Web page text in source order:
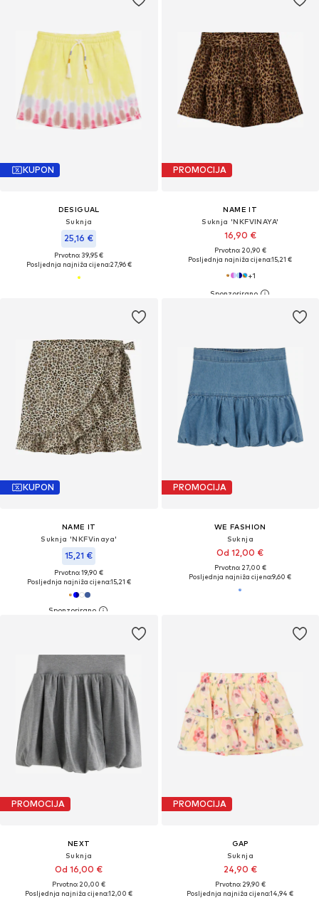
KUPON
DESIGUAL
Suknja
25,16 €
Prvotno: 39,95 €
Posljednja najniža cijena:27,96 €
PROMOCIJA
NAME IT
Suknja 'NKFVINAYA'
16,90 €
Prvotno: 20,90 €
Posljednja najniža cijena:15,21 €
+1
KUPON
NAME IT
Suknja 'NKFVinaya'
15,21 €
Prvotno: 19,90 €
Posljednja najniža cijena:15,21 €
PROMOCIJA
WE FASHION
Suknja
Od 12,00 €
Prvotno: 27,00 €
Posljednja najniža cijena:9,60 €
PROMOCIJA
NEXT
Suknja
Od 16,00 €
Prvotno: 20,00 €
Posljednja najniža cijena:12,00 €
PROMOCIJA
GAP
Suknja
24,90 €
Prvotno: 29,90 €
Posljednja najniža cijena:14,94 €